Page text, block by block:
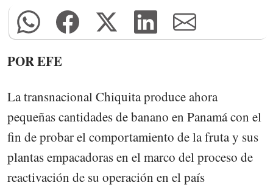
POR EFE
La transnacional Chiquita produce ahora
pequeñas cantidades de banano en Panamá con el
fin de probar el comportamiento de la fruta y sus
plantas empacadoras en el marco del proceso de
reactivación de su operación en el país